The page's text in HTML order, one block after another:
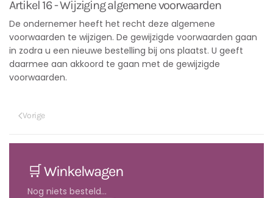
Artikel 16 - Wijziging algemene voorwaarden
De ondernemer heeft het recht deze algemene
voorwaarden te wijzigen. De gewijzigde voorwaarden gaan
in zodra u een nieuwe bestelling bij ons plaatst. U geeft
daarmee aan akkoord te gaan met de gewijzigde
voorwaarden.
Vorige
🛒 Winkelwagen
Nog niets besteld...